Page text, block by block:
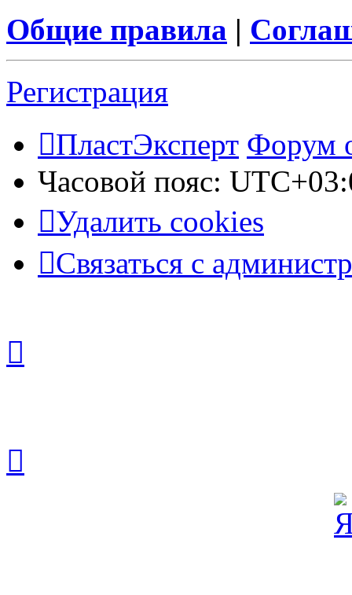
Общие правила |
Регистрация
ПластЭксперт Форум
Часовой пояс:
Удалить cookies
Связаться с